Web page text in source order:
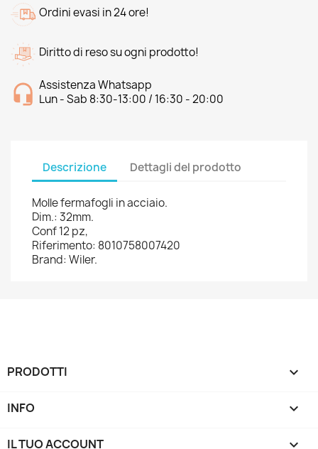
Ordini evasi in 24 ore!
Diritto di reso su ogni prodotto!
Assistenza Whatsapp
Lun - Sab 8:30-13:00 / 16:30 - 20:00
Descrizione Dettagli del prodotto
Molle fermafogli in acciaio.
Dim.: 32mm.
Conf 12 pz,
Riferimento: 8010758007420
Brand: Wiler.
PRODOTTI 
INFO 
IL TUO ACCOUNT 